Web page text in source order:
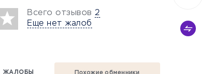
Всего отзывов 2
Еще нет жалоб
ЖАЛОБЫ